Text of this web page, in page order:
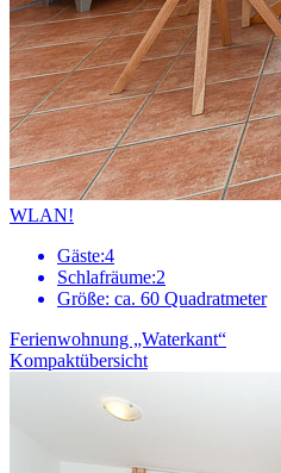
WLAN!
Gäste:4
Schlafräume:2
Größe: ca. 60 Quadratmeter
Ferienwohnung „Waterkant“
Kompaktübersicht